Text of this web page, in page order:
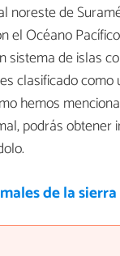
noreste de
el Océano
sistema de islas
clasificado
hemos
podrás obtener
de la